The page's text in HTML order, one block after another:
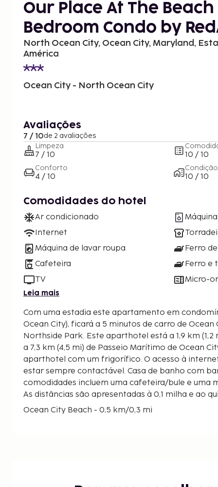
Our Place At The Beach
Bedroom Condo by
North Ocean City, Ocean City, Maryland,
América
Ocean City - North Ocean City
Avaliações
7 / 10de 2 avaliações
Limpeza
7 / 10
Conforto
4 / 10
10 / 10
Condição
10 / 10
Comodidades do hotel
Ar condicionado
Internet
Máquina de lavar roupa
Cafeteira
TV
Ferro
Ferro e
Micro-
Leia mais
Com uma estadia este apartamento em
Ocean City), ficará a 5 minutos de carro de Ocean
Northside Park. Este aparthotel está a 1,9 km (1,2 mi) de Maryland Beach e
a 7,3 km (4,5 mi) de Passeio Marítimo de Ocean
aparthotel com um frigorífico. O acesso à
estar sempre contactável. Casa de banho com
comodidades incluem uma cafeteira/bule e uma
As distâncias são apresentadas à 0,1 milha e ao
Ocean City Beach - 0,5 km/0,3 mi